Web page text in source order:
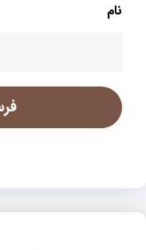
نام